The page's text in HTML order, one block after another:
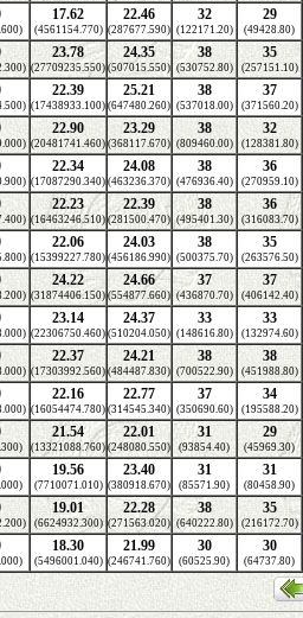
17.62
(4561154.770)
22.46
(287677.590)
32
(122171.20)
29
(49428.80)
23.78
(27709235.550)
24.35
(507015.550)
38
(530752.80)
35
(257151.10)
22.39
(17438933.100)
25.21
(647480.260)
38
(537018.00)
37
(371560.20)
22.90
(20481741.460)
23.29
(368117.670)
38
(809460.00)
32
(128381.80)
22.34
(17087290.340)
24.08
(463236.370)
38
(476936.40)
36
(270959.10)
22.23
(16463246.510)
22.39
(281500.470)
38
(495401.30)
36
(316083.70)
22.06
(15399227.780)
24.03
(456186.990)
38
(500375.70)
35
(263576.50)
24.22
(31874406.150)
24.66
(554877.660)
37
(436870.70)
37
(406142.40)
23.14
(22306750.460)
24.37
(510204.050)
33
(148616.80)
33
(132974.60)
22.37
(17303992.560)
24.21
(484487.830)
38
(700522.90)
38
(451988.80)
22.16
(16054474.780)
22.77
(314545.340)
37
(350690.60)
34
(195588.20)
21.54
(13321088.760)
22.01
(248080.550)
31
(93854.40)
29
(45969.30)
19.56
(7710071.010)
23.40
(380918.670)
31
(85571.90)
31
(80458.90)
19.01
(6624932.300)
22.28
(271563.020)
38
(640222.80)
35
(216172.70)
18.30
(5496001.040)
21.99
(246741.760)
30
(60525.90)
30
(64737.80)